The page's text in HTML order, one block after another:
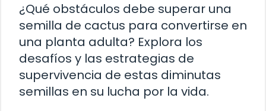
¿Qué obstáculos debe superar una
semilla de cactus para convertirse en
una planta adulta? Explora los
desafíos y las estrategias de
supervivencia de estas diminutas
semillas en su lucha por la vida.